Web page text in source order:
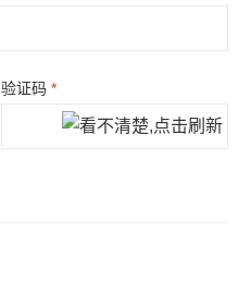
验证码*